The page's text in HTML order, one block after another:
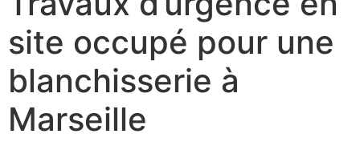
site occupé pour une
blanchisserie à
Marseille